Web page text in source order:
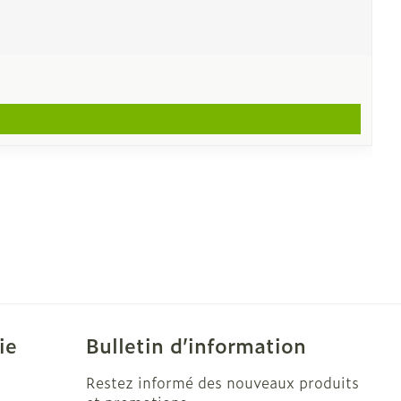
Bulletin d’information
Restez informé des nouveaux produits